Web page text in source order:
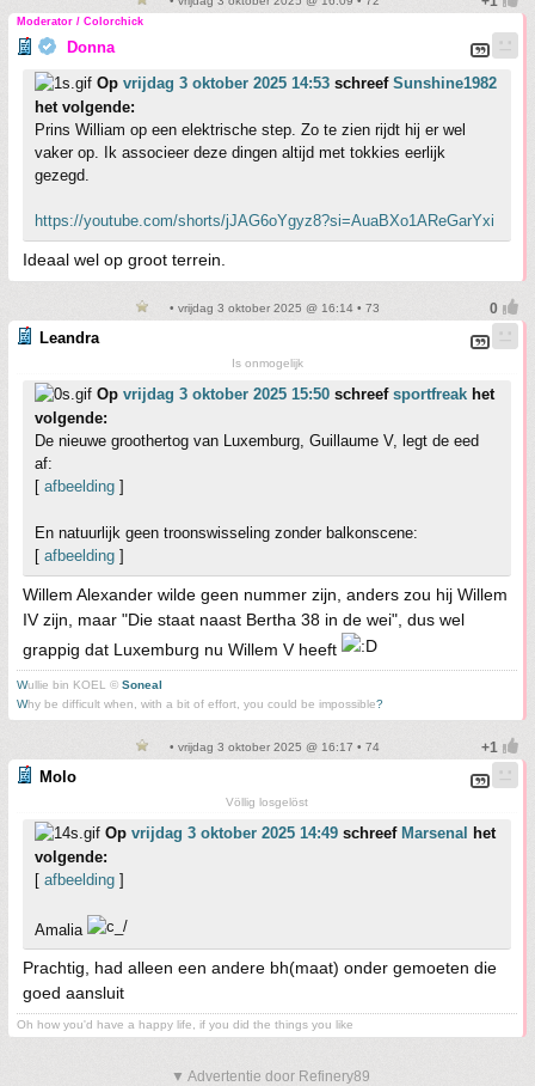
Moderator / Colorchick
Donna
Op vrijdag 3 oktober 2025 14:53 schreef Sunshine1982
het volgende:
Prins William op een elektrische step. Zo te zien rijdt hij er wel
vaker op. Ik associeer deze dingen altijd met tokkies eerlijk
gezegd.
https://youtube.com/shorts/jJAG6oYgyz8?si=AuaBXo1AReGarYxi
Ideaal wel op groot terrein.
• vrijdag 3 oktober 2025 @ 16:14 • 73
Leandra
Is onmogelijk
Op vrijdag 3 oktober 2025 15:50 schreef sportfreak het
volgende:
De nieuwe groothertog van Luxemburg, Guillaume V, legt de eed
af:
[ afbeelding ]
En natuurlijk geen troonswisseling zonder balkonscene:
[ afbeelding ]
Willem Alexander wilde geen nummer zijn, anders zou hij Willem
IV zijn, maar "Die staat naast Bertha 38 in de wei", dus wel
grappig dat Luxemburg nu Willem V heeft
Wullie bin KOEL © Soneal
Why be difficult when, with a bit of effort, you could be impossible?
• vrijdag 3 oktober 2025 @ 16:17 • 74
Molo
Völlig losgelöst
Op vrijdag 3 oktober 2025 14:49 schreef Marsenal het
volgende:
[ afbeelding ]
Amalia
Prachtig, had alleen een andere bh(maat) onder gemoeten die
goed aansluit
Oh how you'd have a happy life, if you did the things you like
▼ Advertentie door Refinery89